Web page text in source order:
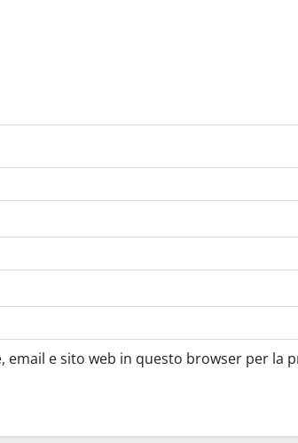
email e sito web in questo browser per la